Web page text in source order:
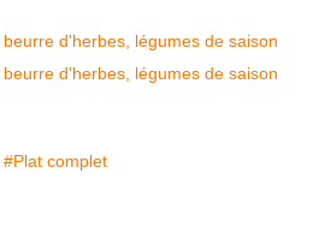
#Plat complet